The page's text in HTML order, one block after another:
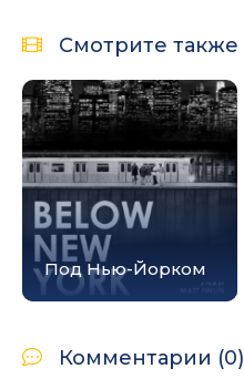
Смотрите также
Под Нью-Йорком
Комментарии (0)